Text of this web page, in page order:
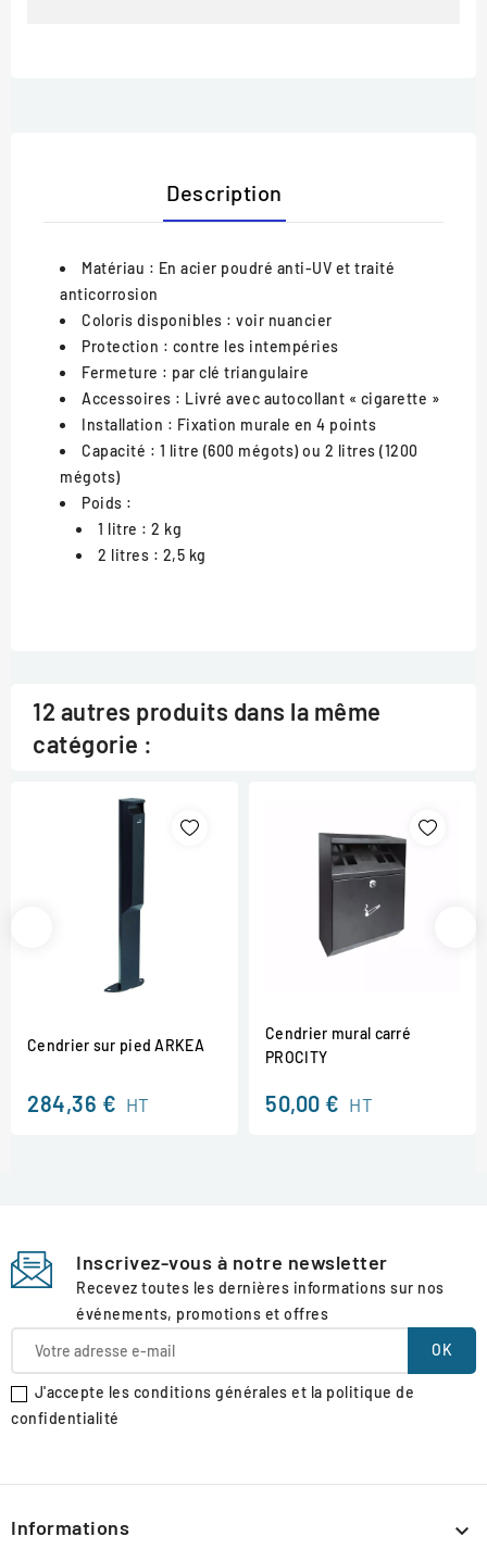
Description
Matériau : En acier poudré anti-UV et traité
anticorrosion
Coloris disponibles : voir nuancier
Protection : contre les intempéries
Fermeture : par clé triangulaire
Accessoires : Livré avec autocollant « cigarette »
Installation : Fixation murale en 4 points
Capacité : 1 litre (600 mégots) ou 2 litres (1200
mégots)
Poids :
1 litre : 2 kg
2 litres : 2,5 kg
12 autres produits dans la même
catégorie :
Cendrier sur pied ARKEA
284,36 € HT
Cendrier mural carré
PROCITY
50,00 € HT
Inscrivez-vous à notre newsletter
Recevez toutes les dernières informations sur nos
événements, promotions et offres
J'accepte les conditions générales et la politique de
confidentialité
Informations 